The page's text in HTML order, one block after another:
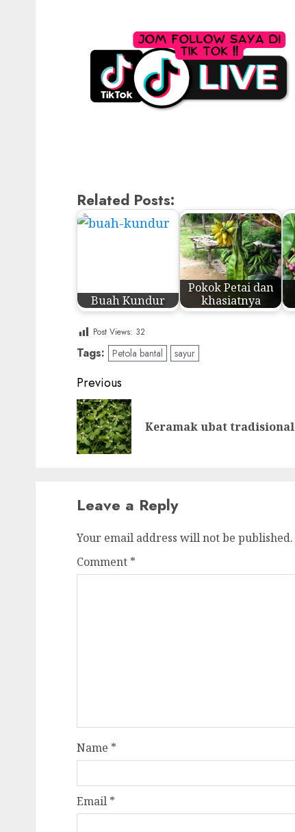
Related Posts:
Buah Kundur
Pokok Petai dan
khasiatnya
Post Views: 32
Tags: Petola bantal sayur
Post
navigation
Previous
Keramak ubat tradisional
Leave a Reply
Your email address will not be published.
Comment *
Name *
Email *